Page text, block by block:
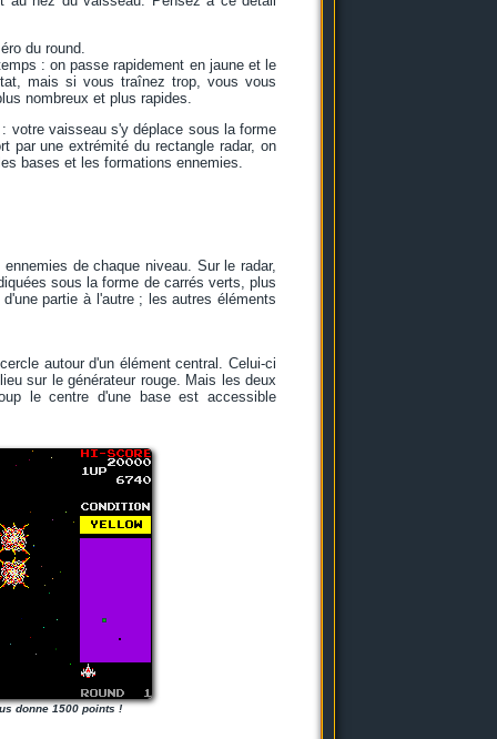
du round.
: on passe rapidement en jaune et le
mais si vous traînez trop, vous vous
nombreux et plus rapides.
votre vaisseau s'y déplace sous la forme
par une extrémité du rectangle radar, on
bases et les formations ennemies.
de chaque niveau. Sur le radar,
sous la forme de carrés verts, plus
partie à l'autre ; les autres éléments
autour d'un élément central. Celui-ci
sur le générateur rouge. Mais les deux
le centre d'une base est accessible
donne 1500 points !